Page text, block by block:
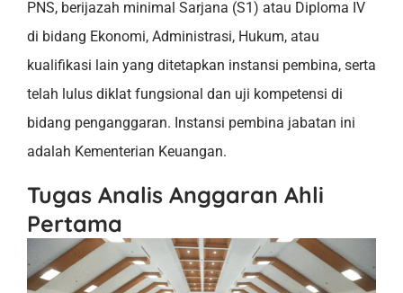
PNS, berijazah minimal Sarjana (S1) atau Diploma IV
di bidang Ekonomi, Administrasi, Hukum, atau
kualifikasi lain yang ditetapkan instansi pembina, serta
telah lulus diklat fungsional dan uji kompetensi di
bidang penganggaran. Instansi pembina jabatan ini
adalah Kementerian Keuangan.
Tugas Analis Anggaran Ahli
Pertama